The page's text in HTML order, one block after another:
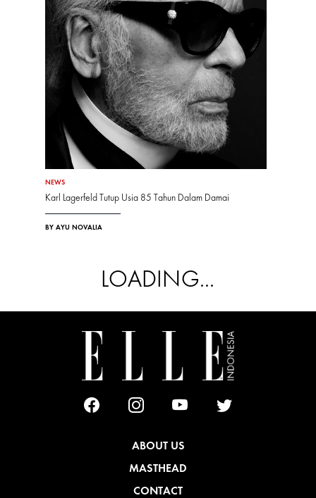
NEWS
Karl Lagerfeld Tutup Usia 85 Tahun Dalam Damai
BY AYU NOVALIA
LOADING...
ABOUT US
MASTHEAD
CONTACT